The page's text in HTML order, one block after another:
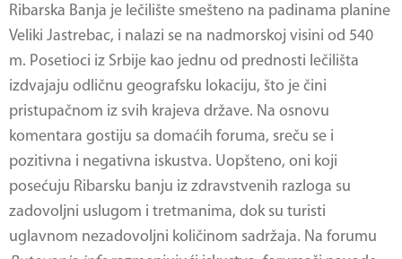
Ribarska Banja je lečilište smešteno na padinama planine
Veliki Jastrebac, i nalazi se na nadmorskoj visini od 540
m. Posetioci iz Srbije kao jednu od prednosti lečilišta
izdvajaju odličnu geografsku lokaciju, što je čini
pristupačnom iz svih krajeva države. Na osnovu
komentara gostiju sa domaćih foruma, sreču se i
pozitivna i negativna iskustva. Uopšteno, oni koji
posećuju Ribarsku banju iz zdravstvenih razloga su
zadovoljni uslugom i tretmanima, dok su turisti
uglavnom nezadovoljni količinom sadržaja. Na forumu